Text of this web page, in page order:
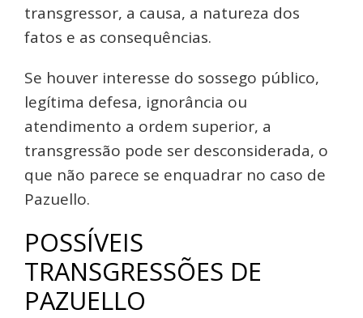
transgressor, a causa, a natureza dos
fatos e as consequências.
Se houver interesse do sossego público,
legítima defesa, ignorância ou
atendimento a ordem superior, a
transgressão pode ser desconsiderada, o
que não parece se enquadrar no caso de
Pazuello.
POSSÍVEIS
TRANSGRESSÕES DE
PAZUELLO